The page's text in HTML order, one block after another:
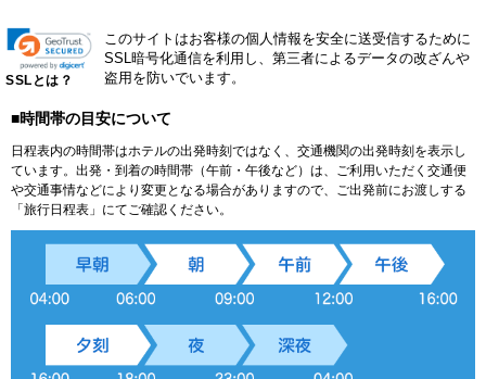
SSLとは？
このサイトはお客様の個人情報を安全に送受信するために
SSL暗号化通信を利用し、第三者によるデータの改ざんや
盗用を防いでいます。
■時間帯の目安について
日程表内の時間帯はホテルの出発時刻ではなく、交通機関の出発時刻を表示し
ています。出発・到着の時間帯（午前・午後など）は、ご利用いただく交通便
や交通事情などにより変更となる場合がありますので、ご出発前にお渡しする
「旅行日程表」にてご確認ください。